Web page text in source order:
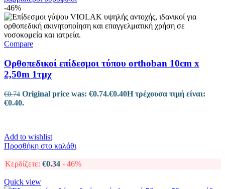
-46%
Compare
Ορθοπεδικοί επίδεσμοι τύπου orthoban 10cm x
2,50m 1τμχ
€0.74 Original price was: €0.74.€0.40Η τρέχουσα τιμή είναι:
€0.40.
Add to wishlist
Προσθήκη στο καλάθι
Κερδίζετε: €0.34 - 46%
Quick view